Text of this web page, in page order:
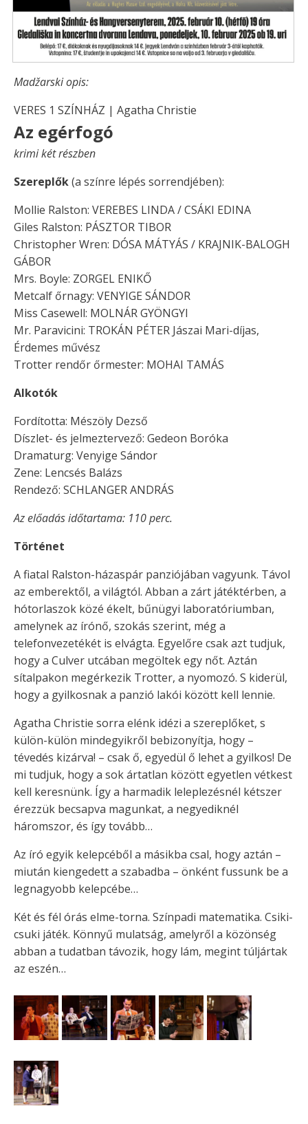
Madžarski opis:
VERES 1 SZÍNHÁZ | Agatha Christie
Az egérfogó
krimi két részben
Szereplők(a színre lépés sorrendjében):
Mollie Ralston: VEREBES LINDA / CSÁKI EDINA
Giles Ralston: PÁSZTOR TIBOR
Christopher Wren: DÓSA MÁTYÁS / KRAJNIK-BALOGH
GÁBOR
Mrs. Boyle: ZORGEL ENIKŐ
Metcalf őrnagy: VENYIGE SÁNDOR
Miss Casewell: MOLNÁR GYÖNGYI
Mr. Paravicini: TROKÁN PÉTER Jászai Mari-díjas,
Érdemes művész
Trotter rendőr őrmester: MOHAI TAMÁS
Alkotók
Fordította: Mészöly Dezső
Díszlet- és jelmeztervező: Gedeon Boróka
Dramaturg: Venyige Sándor
Zene: Lencsés Balázs
Rendező: SCHLANGER ANDRÁS
Az előadás időtartama: 110 perc.
Történet
A fiatal Ralston-házaspár panziójában vagyunk. Távol
az emberektől, a világtól. Abban a zárt játéktérben, a
hótorlaszok közé ékelt, bűnügyi laboratóriumban,
amelynek az írónő, szokás szerint, még a
telefonvezetékét is elvágta. Egyelőre csak azt tudjuk,
hogy a Culver utcában megöltek egy nőt. Aztán
sítalpakon megérkezik Trotter, a nyomozó. S kiderül,
hogy a gyilkosnak a panzió lakói között kell lennie.
Agatha Christie sorra elénk idézi a szereplőket, s
külön-külön mindegyikről bebizonyítja, hogy –
tévedés kizárva! – csak ő, egyedül ő lehet a gyilkos! De
mi tudjuk, hogy a sok ártatlan között egyetlen vétkest
kell keresnünk. Így a harmadik leleplezésnél kétszer
érezzük becsapva magunkat, a negyediknél
háromszor, és így tovább…
Az író egyik kelepcéből a másikba csal, hogy aztán –
miután kiengedett a szabadba – önként fussunk be a
legnagyobb kelepcébe…
Két és fél órás elme-torna. Színpadi matematika. Csiki-
csuki játék. Könnyű mulatság, amelyről a közönség
abban a tudatban távozik, hogy lám, megint túljártak
az eszén…